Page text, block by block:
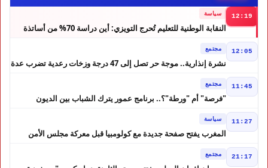
12:19 سياسة
النقابة الوطنية للتعليم تُحرج التويزي: أين دراسة 70% من أساتذة
12:05 مجتمع
نشرة إنذارية.. موجة حر تصل إلى 47 درجة وزخات رعدية تضرب عدة
11:45 مجتمع
"فرصة" أم "ورطة"؟.. برنامج عمور يترك الشباب بين الديون
11:27 سياسة
المغرب يفتح صفحة جديدة مع كولومبيا قبل معركة مجلس الأمن
21:17 مجتمع